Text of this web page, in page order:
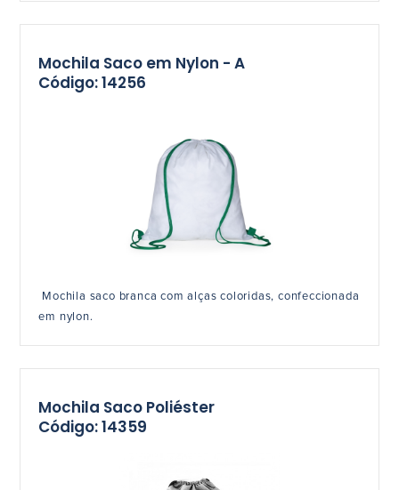
Mochila Saco em Nylon - A
Código: 14256
Mochila saco branca com alças coloridas, confeccionada
em nylon.
Mochila Saco Poliéster
Código: 14359